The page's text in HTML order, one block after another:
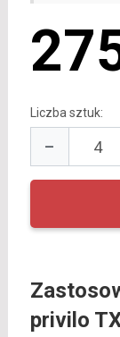
Liczba sztuk:
−
privilo